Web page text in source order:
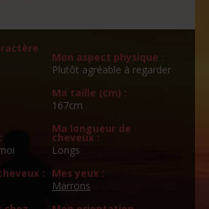
Mon aspect physique :
Plutôt agréable à regarder
Ma taille (cm) :
167cm
Ma longueur de
cheveux :
Longs
:
Mes yeux :
Marrons